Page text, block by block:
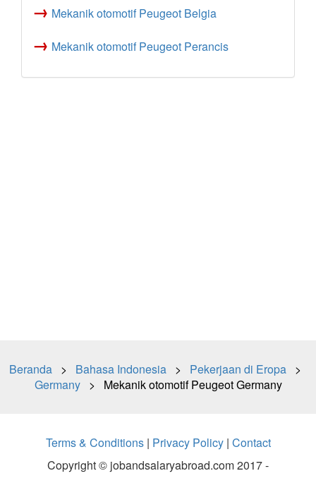
→ Mekanik otomotif Peugeot Belgia
→ Mekanik otomotif Peugeot Perancis
Beranda > Bahasa Indonesia > Pekerjaan di Eropa >
Germany> Mekanik otomotif Peugeot Germany
Terms & Conditions| Privacy Policy| Contact
Copyright © jobandsalaryabroad.com 2017 -